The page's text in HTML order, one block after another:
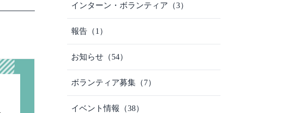
インターン・ボランティア（3）
報告（1）
お知らせ（54）
ボランティア募集（7）
イベント情報（38）